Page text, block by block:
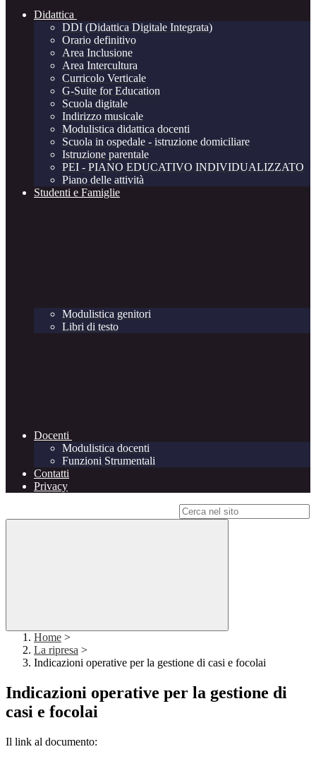
Didattica
DDI (Didattica Digitale Integrata)
Orario definitivo
Area Inclusione
Area Intercultura
Curricolo Verticale
G-Suite for Education
Scuola digitale
Indirizzo musicale
Modulistica didattica docenti
Scuola in ospedale - istruzione domiciliare
Istruzione parentale
PEI - PIANO EDUCATIVO INDIVIDUALIZZATO
Piano delle attività
Studenti e Famiglie
Modulistica genitori
Libri di testo
Docenti
Modulistica docenti
Funzioni Strumentali
Contatti
Privacy
Home >
La ripresa >
Indicazioni operative per la gestione di casi e focolai
Indicazioni operative per la gestione di
casi e focolai
Il link al documento: